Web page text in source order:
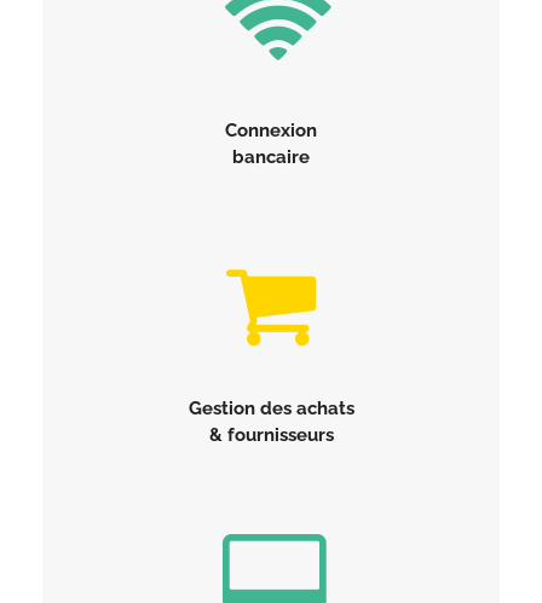
Connexion
bancaire
Gestion des achats
& fournisseurs